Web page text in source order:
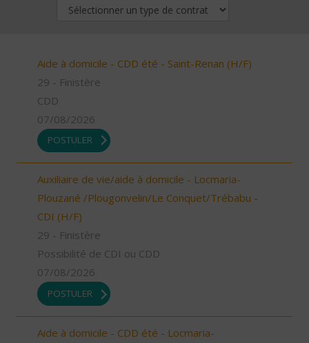
Aide à domicile - CDD été - Saint-Renan (H/F)
29 - Finistère
CDD
07/08/2026
POSTULER
Auxiliaire de vie/aide à domicile - Locmaria-
Plouzané /Plougonvelin/Le Conquet/Trébabu -
CDI (H/F)
29 - Finistère
Possibilité de CDI ou CDD
07/08/2026
POSTULER
Aide à domicile - CDD été - Locmaria-